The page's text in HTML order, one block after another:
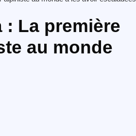
: La première
au monde